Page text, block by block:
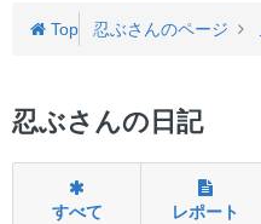
Top 忍ぶさんのページ
忍ぶさんの日記
すべて レポート